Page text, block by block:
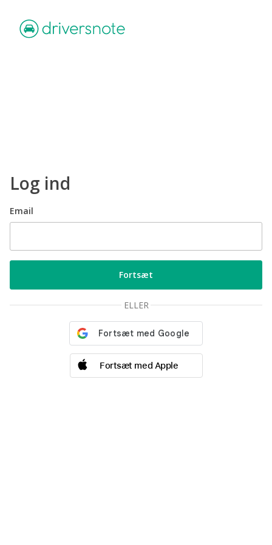
Log ind
Email
ELLER
Fortsæt med Apple